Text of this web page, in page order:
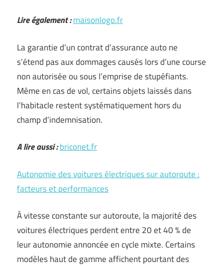
Lire également :maisonlogo.fr
La garantie d’un contrat d’assurance auto ne
s’étend pas aux dommages causés lors d’une course
non autorisée ou sous l’emprise de stupéfiants.
Même en cas de vol, certains objets laissés dans
l’habitacle restent systématiquement hors du
champ d’indemnisation.
A lire aussi :briconet.fr
Autonomie des voitures électriques sur autoroute :
facteurs et performances
À vitesse constante sur autoroute, la majorité des
voitures électriques perdent entre 20 et 40 % de
leur autonomie annoncée en cycle mixte. Certains
modèles haut de gamme affichent pourtant des